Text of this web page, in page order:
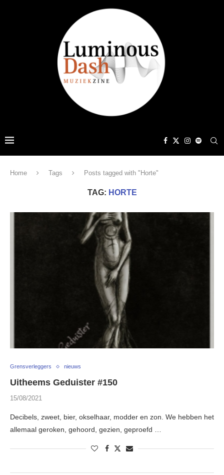
Home Tags Posts tagged with "Horte"
TAG: HORTE
Grensverleggers nieuws
Uitheems Geduister #150
15/08/2021
Decibels, zweet, bier, okselhaar, modder en zon. We hebben het
allemaal geroken, gehoord, gezien, geproefd …